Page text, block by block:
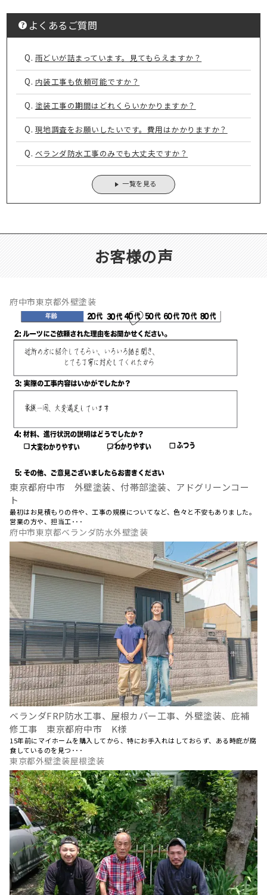
よくあるご質問
Q. 雨どいが詰まっています。見てもらえますか？
Q. 内装工事も依頼可能ですか？
Q. 塗装工事の期間はどれくらいかかりますか？
Q. 現地調査をお願いしたいです。費用はかかりますか？
Q. ベランダ防水工事のみでも大丈夫ですか？
一覧を見る
お客様の声
府中市東京都外壁塗装
東京都府中市 外壁塗装、付帯部塗装、アドグリーンコー
ト
最初はお見積もりの件や、工事の規模についてなど、色々と不安もありました。
営業の方や、担当工･･･
府中市東京都ベランダ防水外壁塗装
ベランダFRP防水工事、屋根カバー工事、外壁塗装、庇補
修工事 東京都府中市 K様
15年前にマイホームを購入してから、特にお手入れはしておらず、ある時庇が腐
食しているのを見つ･･･
東京都外壁塗装屋根塗装